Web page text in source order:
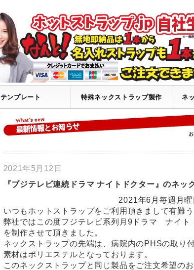
テンプレート 特殊ネックストラップ製作 ネ
2021年5月12日
『ブジテレビ連続ドラマ ナイトドクター』のネ
2021年6月毎週月曜
いつもホットストラップをご利用頂きまして有難う
弊社ではこの度フジテレビ系列月9ドラマ ナイ
を制作させて頂きました。
ネックストラップの先端は、病院内のPHSの取り
素材はポリエステルとなっております。
このネックストラップと同じ製品をご注文希望の